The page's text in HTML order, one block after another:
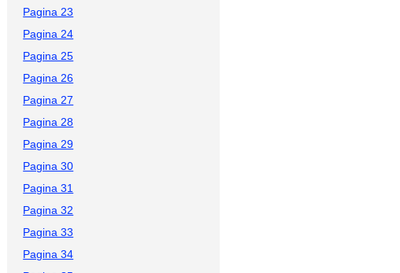
Pagina 23
Pagina 24
Pagina 25
Pagina 26
Pagina 27
Pagina 28
Pagina 29
Pagina 30
Pagina 31
Pagina 32
Pagina 33
Pagina 34